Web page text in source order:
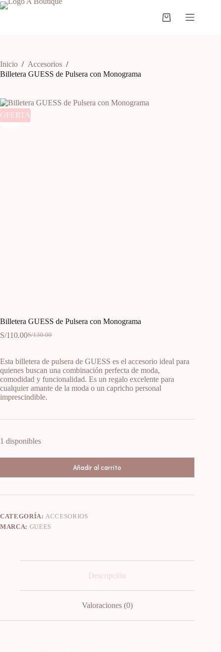
Inicio / Accesorios /
Billetera GUESS de Pulsera con Monograma
OFERTA
Billetera GUESS de Pulsera con Monograma
S/130.00
S/110.00
Esta billetera de pulsera de GUESS es el accesorio ideal para
quienes buscan una combinación perfecta de moda,
comodidad y funcionalidad. Es un regalo excelente para
cualquier amante de la moda o un capricho personal
imprescindible.
1 disponibles
Añadir al carrito
CATEGORÍA: ACCESORIOS
MARCA: GUEES
Descripción
Valoraciones (0)